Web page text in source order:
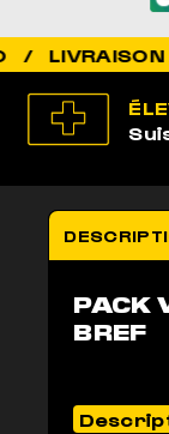
Non
PACK
BREF